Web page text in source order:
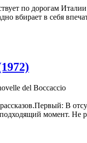
по дорогам
вбирает в себя
del Boccaccio
В
момент. Не